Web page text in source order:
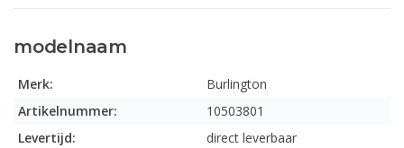
modelnaam
Merk:
Burlington
Artikelnummer:
10503801
Levertijd:
direct leverbaar